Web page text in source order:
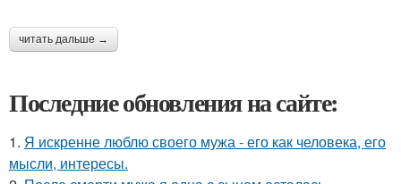
читать дальше →
Последние обновления на сайте:
1. Я искренне люблю своего мужа - его как человека, его
мысли, интересы.